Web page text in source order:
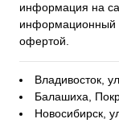
информация на
информационный
офертой.
Владивосток,
Балашиха,
Новосибирск,